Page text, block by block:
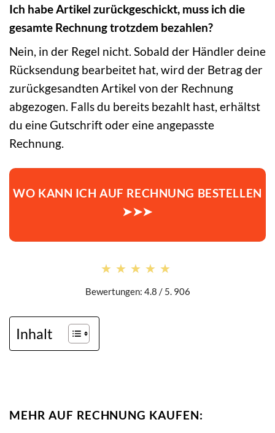
Ich habe Artikel zurückgeschickt, muss ich die
gesamte Rechnung trotzdem bezahlen?
Nein, in der Regel nicht. Sobald der Händler deine
Rücksendung bearbeitet hat, wird der Betrag der
zurückgesandten Artikel von der Rechnung
abgezogen. Falls du bereits bezahlt hast, erhältst
du eine Gutschrift oder eine angepasste
Rechnung.
WO KANN ICH AUF RECHNUNG BESTELLEN
➤➤➤
★★★★★
★★★★★
Bewertungen: 4.8 / 5. 906
Inhalt
MEHR AUF RECHNUNG KAUFEN: